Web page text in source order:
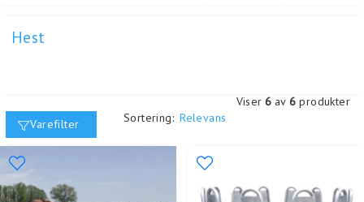
Hest
Varefilter Sortering: Relevans
Viser 6 av 6 produkter